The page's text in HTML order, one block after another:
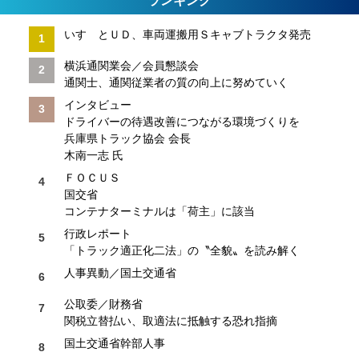
いすゞとＵＤ、車両運搬用Ｓキャブトラクタ発売
横浜通関業会／会員懇談会
通関士、通関従業者の質の向上に努めていく
インタビュー
ドライバーの待遇改善につながる環境づくりを
兵庫県トラック協会 会長
木南一志 氏
ＦＯＣＵＳ
国交省
コンテナターミナルは「荷主」に該当
行政レポート
「トラック適正化二法」の〝全貌〟を読み解く
人事異動／国土交通省
公取委／財務省
関税立替払い、取適法に抵触する恐れ指摘
国土交通省幹部人事